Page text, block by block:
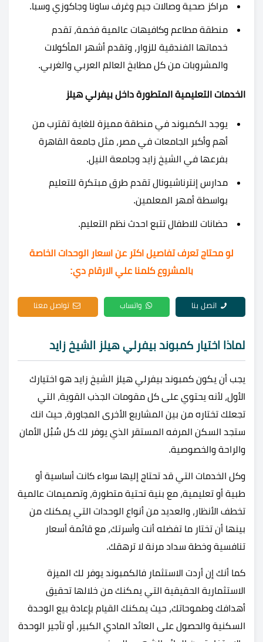
مراكز صحية وصالات جيم وغرف ساونا وجاكوزي وسبا.
منطقة مطاعم وكافيهات عالمية فخمة، تقدم
خدماتها الفندقية للزوار، وتقدم أشهر المأكولات
والمشروبات من كل مطابخ العالم العربي والغربي.
الخدمات التعليمية المتطورة داخل بيفرلي هيلز
يوجد الكمبوند في منطقة مميزة للغاية تقترب من
أهم وأكبر الجامعات في مصر، مثل جامعة القاهرة
بفرعها في الشيخ زايد وجامعة النيل.
مدارس إنترناشيونال تقدم طرق مبتكرة للتعليم
بواسطة أمهر المعلمين.
حضانات للاطفال تتبع احدث نظم التعليم.
لو محتاج تعرف تفاصيل اكتر عن اسعار الوحدات الخاصة
بالمشروع كلمنا علي الارقام دي:
اتصل بنا واتساب تواصل معنا
لماذا اختيار كمبوند بيفرلي هيلز الشيخ زايد
يجب أن يكون كمبوند بيفرلي هيلز الشيخ زايد هو اختيارك
الأول، لأنه يحتوي على كل مقومات الجذب القوية، التي
تجعلك تختاره من بين المشاريع الأخرى المجاورة، حيث انك
ستجد السكن المرفه المستقر الذي يوفر لك كل سُبُل الأمان
والراحة والخصوصية.
وكل الخدمات التي قد تحتاج إليها سواء كانت أساسية أو
طبية أو تعليمية، مع بنية تحتية متطورة، وتصميمات عالمية
تخطف الأنظار، والعديد من أنواع الوحدات التي يمكنك من
بينها أن تختار ما تفضله أنت وأسرتك، مع قائمة أسعار
تنافسية وخطة سداد مرنة لا ترهقك.
كما أنك إن أردت الاستثمار فالكمبوند يوفر لك الميزة
الاستثمارية الحقيقية التي يمكنك من خلالها تحقيق
أهدافك وطموحاتك، حيث يمكنك القيام بإعادة بيع الوحدة
السكنية والحصول على العائد المادي الكبير، أو تأجير الوحدة